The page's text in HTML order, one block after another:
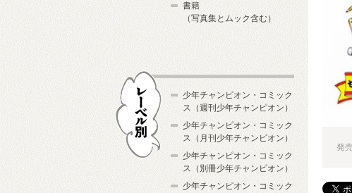
発
書籍
（写真集とムック含む）
少年チャンピオン・コミック
ス（週刊少年チャンピオン）
少年チャンピオン・コミック
ス（月刊少年チャンピオン）
少年チャンピオン・コミック
ス（別冊少年チャンピオン）
少年チャンピオン・コミック